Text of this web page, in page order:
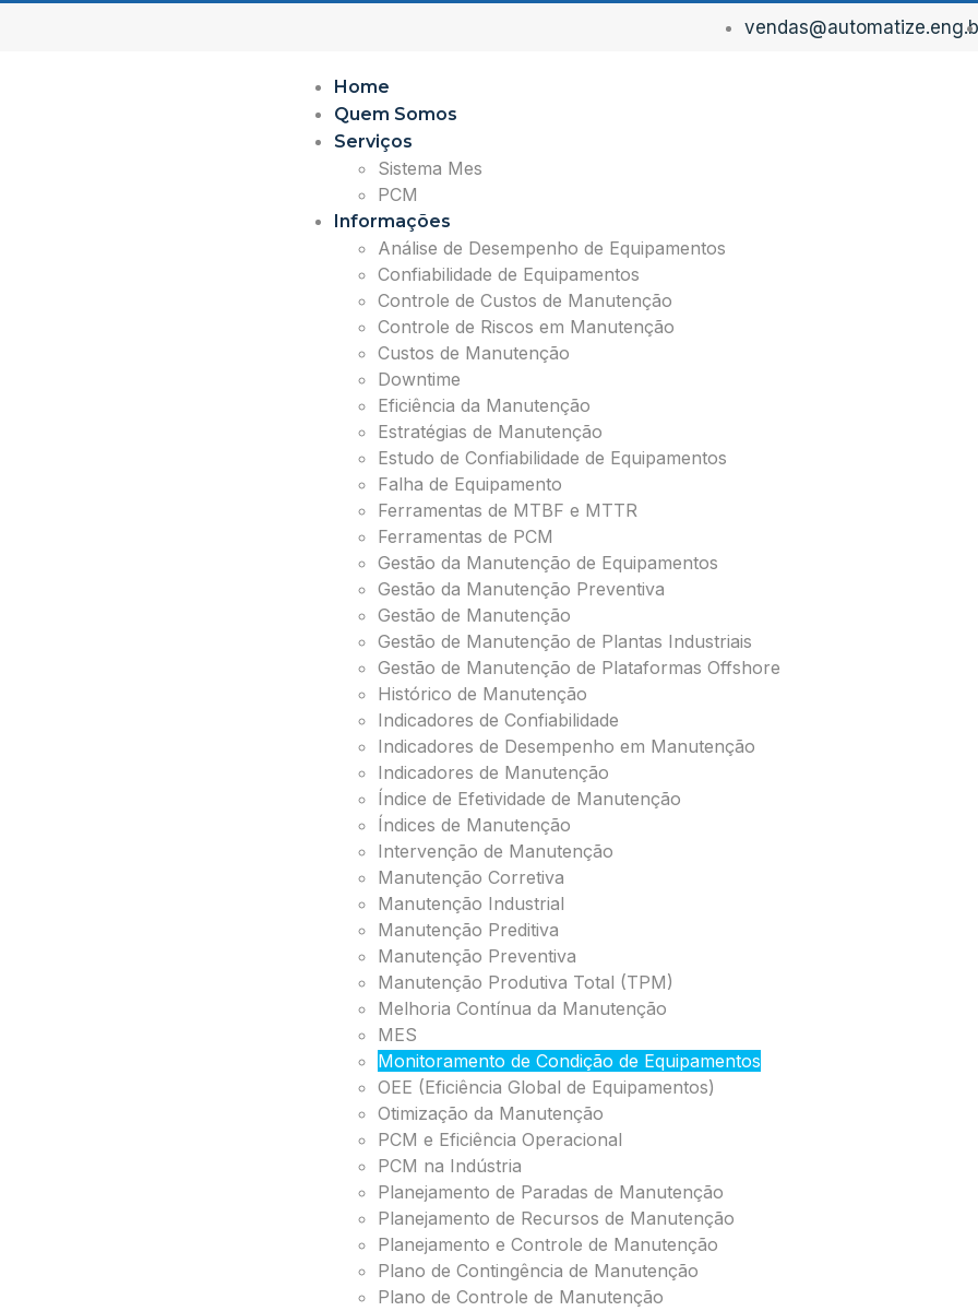
Home
Quem Somos
Serviços
Sistema Mes
PCM
Informações
Análise de Desempenho de Equipamentos
Confiabilidade de Equipamentos
Controle de Custos de Manutenção
Controle de Riscos em Manutenção
Custos de Manutenção
Downtime
Eficiência da Manutenção
Estratégias de Manutenção
Estudo de Confiabilidade de Equipamentos
Falha de Equipamento
Ferramentas de MTBF e MTTR
Ferramentas de PCM
Gestão da Manutenção de Equipamentos
Gestão da Manutenção Preventiva
Gestão de Manutenção
Gestão de Manutenção de Plantas Industriais
Gestão de Manutenção de Plataformas Offshore
Histórico de Manutenção
Indicadores de Confiabilidade
Indicadores de Desempenho em Manutenção
Indicadores de Manutenção
Índice de Efetividade de Manutenção
Índices de Manutenção
Intervenção de Manutenção
Manutenção Corretiva
Manutenção Industrial
Manutenção Preditiva
Manutenção Preventiva
Manutenção Produtiva Total (TPM)
Melhoria Contínua da Manutenção
MES
Monitoramento de Condição de Equipamentos
OEE (Eficiência Global de Equipamentos)
Otimização da Manutenção
PCM e Eficiência Operacional
PCM na Indústria
Planejamento de Paradas de Manutenção
Planejamento de Recursos de Manutenção
Planejamento e Controle de Manutenção
Plano de Contingência de Manutenção
Plano de Controle de Manutenção